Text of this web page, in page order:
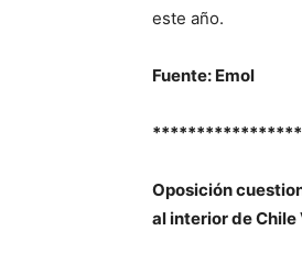
este año.
Fuente: Emol
Oposición
al interior de Chile